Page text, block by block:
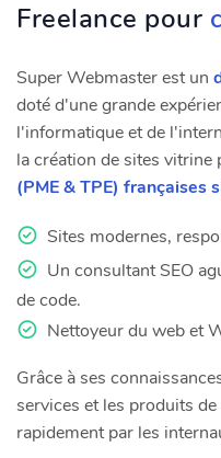
Freelance pour
Super Webmaster est un
doté d'une grande
l'informatique et de
la création de sites vitrine
(PME & TPE) françaises
Sites modernes,
Un consultant SEO
de code.
Nettoyeur du web et
Grâce à ses
services et les produits
rapidement par les